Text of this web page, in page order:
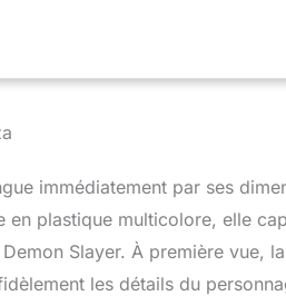
immédiatement par ses
en plastique multicolore, elle
Slayer. À première vue,
les détails du